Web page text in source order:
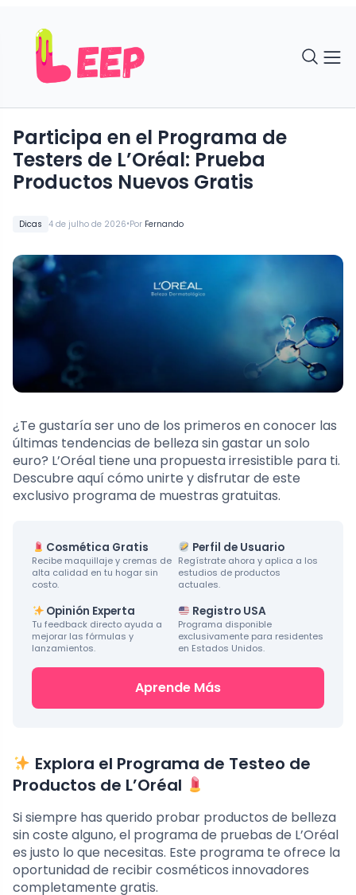
Dicas 4 de julho de 2026•Por Fernando
Participa en el Programa de
Testers de L’Oréal: Prueba
Productos Nuevos Gratis
¿Te gustaría ser uno de los primeros en conocer las
últimas tendencias de belleza sin gastar un solo
euro? L’Oréal tiene una propuesta irresistible para ti.
Descubre aquí cómo unirte y disfrutar de este
exclusivo programa de muestras gratuitas.
Cosmética Gratis
Recibe maquillaje y cremas de
alta calidad en tu hogar sin
costo.
Perfil de Usuario
Regístrate ahora y aplica a los
estudios de productos
actuales.
Opinión Experta
Tu feedback directo ayuda a
mejorar las fórmulas y
lanzamientos.
Registro USA
Programa disponible
exclusivamente para residentes
en Estados Unidos.
Aprende Más
Explora el Programa de Testeo de
Productos de L’Oréal
Si siempre has querido probar productos de belleza
sin coste alguno, el programa de pruebas de L’Oréal
es justo lo que necesitas. Este programa te ofrece la
oportunidad de recibir cosméticos innovadores
completamente gratis.